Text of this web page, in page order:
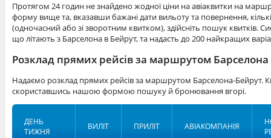
Протягом 24 годин не знайдено жодної ціни на авіаквитки на
форму вище та, вказавши бажані дати вильоту та повернення,
(одночасний або зі зворотним квитком), здійсніть пошук квитків.
що літають з Барселона в Бейрут, та надасть до 200 найкращих
Розклад прямих рейсів за маршрутом Барселона
Надаємо розклад прямих рейсів за маршрутом Барселона-Бейрут.
скориставшись нашою формою пошуку й бронювання вгорі.
ДЕНЬ
ТИЖНЯ
ВИЛІТ ПРИЛІТ АВІАКОМПАНІЯ